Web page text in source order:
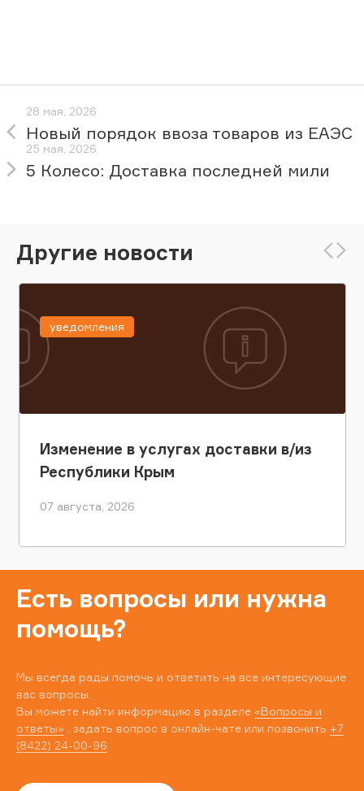
28 мая, 2026
Новый порядок ввоза товаров из ЕАЭС
25 мая, 2026
5 Колесо: Доставка последней мили
Другие новости
Изменение в услугах доставки в/из
Республики Крым
07 августа, 2026
уведомления
Есть вопросы или нужна
помощь?
Мы всегда рады помочь и ответить на все интересующие
вас вопросы.
Вы можете найти информацию в разделе «Вопросы и
ответы» , задать вопрос в онлайн-чате или позвонить +7
(8422) 24-00-96